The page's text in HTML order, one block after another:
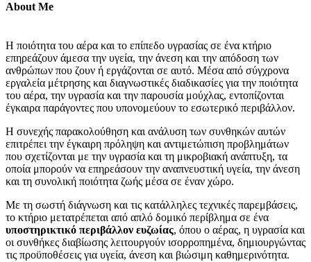
About Me
Η ποιότητα του αέρα και το επίπεδο υγρασίας σε ένα κτήριο
επηρεάζουν άμεσα την υγεία, την άνεση και την απόδοση των
ανθρώπων που ζουν ή εργάζονται σε αυτό. Μέσα από σύγχρονα
εργαλεία μέτρησης και διαγνωστικές διαδικασίες για την ποιότητα
του αέρα, την υγρασία και την παρουσία μούχλας, εντοπίζονται
έγκαιρα παράγοντες που υπονομεύουν το εσωτερικό περιβάλλον.
Η συνεχής παρακολούθηση και ανάλυση των συνθηκών αυτών
επιτρέπει την έγκαιρη πρόληψη και αντιμετώπιση προβλημάτων
που σχετίζονται με την υγρασία και τη μικροβιακή ανάπτυξη, τα
οποία μπορούν να επηρεάσουν την αναπνευστική υγεία, την άνεση
και τη συνολική ποιότητα ζωής μέσα σε έναν χώρο.
Με τη σωστή διάγνωση και τις κατάλληλες τεχνικές παρεμβάσεις,
το κτήριο μετατρέπεται από απλό δομικό περίβλημα σε ένα
υποστηρικτικό περιβάλλον ευζωίας, όπου ο αέρας, η υγρασία και
οι συνθήκες διαβίωσης λειτουργούν ισορροπημένα, δημιουργώντας
τις προϋποθέσεις για υγεία, άνεση και βιώσιμη καθημερινότητα.